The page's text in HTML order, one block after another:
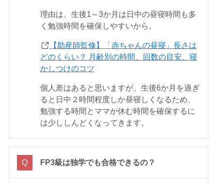
理由は、生後1～3か月は日中の昼寝時間も多
く勉強時間を確保しやすいから。
【助産師監修】「赤ちゃんの昼寝」長さは
どのくらい？ 月齢別の時間、回数の目安、寝
かしつけのコツ
個人差はあると思いますが、生後6か月を過ぎ
ると日中２時間程度しか昼寝しくなるため、
勉強する時間とママが休む時間を確保するに
は少ししんどくなってきます。
FP3級は独学でも合格できるの？